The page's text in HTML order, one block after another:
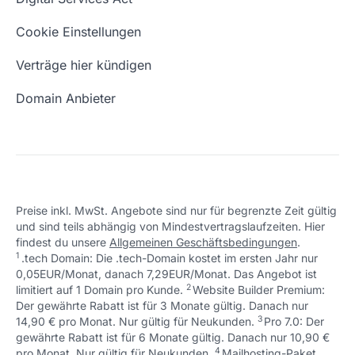
Schön, dass ich dir helfen konnte.
Tut mir leid, du erreichst uns unter:
+49 (0) 451 / 70 99 70
support@checkdomain.de
Schön, dass ich dir helfen konnte.
Tut mir leid, du erreichst uns unter:
+49 (0) 451 / 70 99 70
support@checkdomain.de
Schön, dass ich dir helfen konnte.
Tut mir leid, du erreichst uns unter:
+49 (0) 451 / 70 99 70oder
support@checkdomain.de
Schön, dass ich dir helfen konnte.
Tut mir leid, du erreichst uns unter:
+49 (0) 451 / 70 99 70oder
support@checkdomain.de
Schön, dass ich dir helfen konnte.
Tut mir leid, du erreichst uns unter:
+49 (0) 451 / 70 99 70oder
support@checkdomain.de
Domain Umzug
Wie ist meine IP?
Email Adresse erstellen
Cookie Einstellungen
Verträge hier kündigen
Domain Anbieter
Preise inkl. MwSt. Angebote sind nur für begrenzte Zeit gültig
und sind teils abhängig von Mindestvertragslaufzeiten. Hier
findest du unsere Allgemeinen Geschäftsbedingungen.
1 .tech Domain: Die .tech-Domain kostet im ersten Jahr nur
0,05EUR/Monat, danach 7,29EUR/Monat. Das Angebot ist
limitiert auf 1 Domain pro Kunde. ↩ 1
2 Website Builder Premium:
Der gewährte Rabatt ist für 3 Monate gültig. Danach nur
14,90 € pro Monat. Nur gültig für Neukunden. ↩ 1
3 Pro 7.0: Der
gewährte Rabatt ist für 6 Monate gültig. Danach nur 10,90 €
↩ 1
4